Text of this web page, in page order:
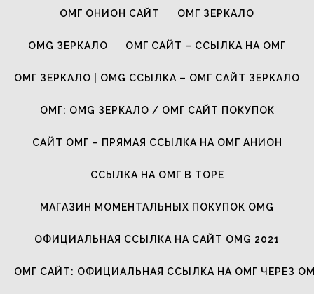
ОМГ ОНИОН САЙТ ОМГ ЗЕРКАЛО
OMG ЗЕРКАЛО ОМГ САЙТ – ССЫЛКА НА ОМГ
ОМГ ЗЕРКАЛО | OMG ССЫЛКА – ОМГ САЙТ ЗЕРКАЛО
ОМГ: OMG ЗЕРКАЛО / ОМГ САЙТ ПОКУПОК
САЙТ ОМГ – ПРЯМАЯ ССЫЛКА НА ОМГ АНИОН
ССЫЛКА НА ОМГ В ТОРЕ
МАГАЗИН МОМЕНТАЛЬНЫХ ПОКУПОК OMG
ОФИЦИАЛЬНАЯ ССЫЛКА НА САЙТ OMG 2021
ОМГ САЙТ: ОФИЦИАЛЬНАЯ ССЫЛКА НА ОМГ ЧЕРЕЗ